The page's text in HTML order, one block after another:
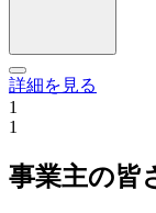
詳細を見る
1
1
事業主の皆